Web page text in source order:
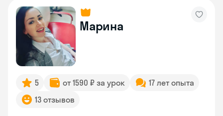
Марина
5 от 1590 ₽ за урок
17 лет опыта
13 отзывов